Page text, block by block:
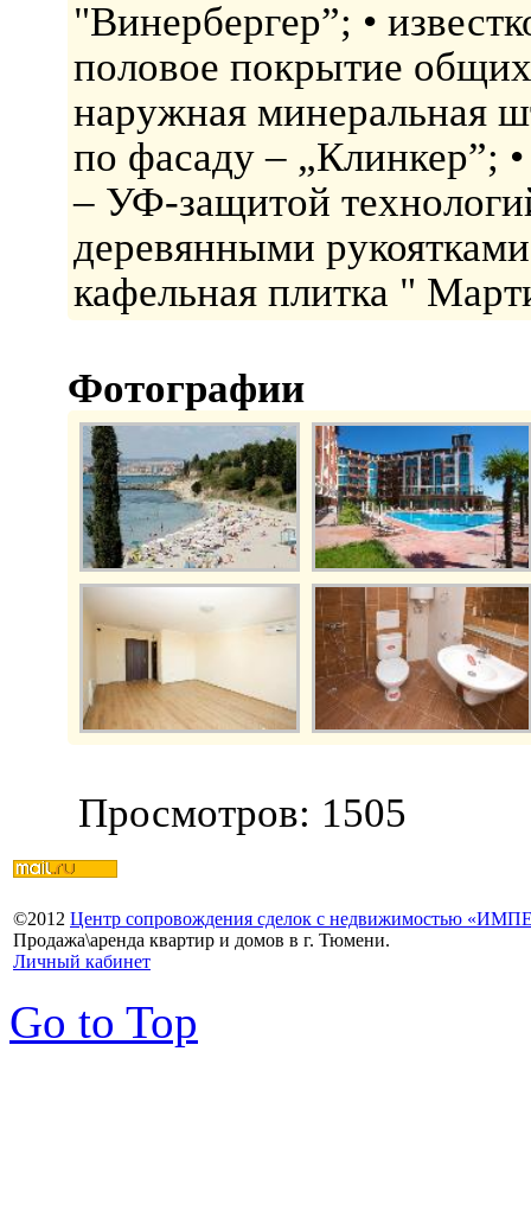
"Винербергер”; •
половое покрытие
наружная минеральная
по фасаду – „Клинкер”;
– УФ-защитой
деревянными
кафельная плитка "
Фотографии
Просмотров: 1505
©2012 Центр сопровождения сделок с недвижимостью
Продажа\аренда квартир и домов в г. Тюмени.
Личный кабинет
Go to Top